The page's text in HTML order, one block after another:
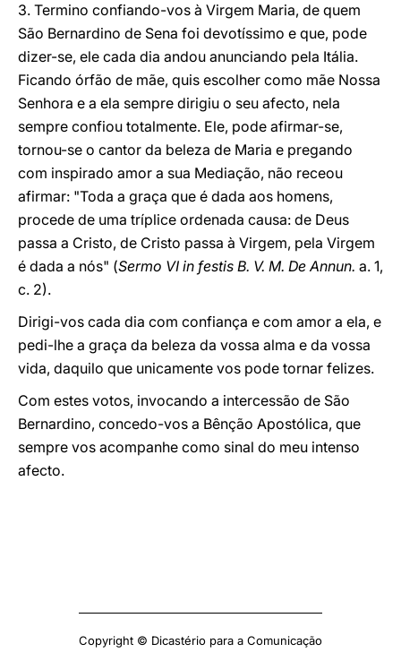
3. Termino confiando-vos à Virgem Maria, de quem
São Bernardino de Sena foi devotíssimo e que, pode
dizer-se, ele cada dia andou anunciando pela Itália.
Ficando órfão de mãe, quis escolher como mãe Nossa
Senhora e a ela sempre dirigiu o seu afecto, nela
sempre confiou totalmente. Ele, pode afirmar-se,
tornou-se o cantor da beleza de Maria e pregando
com inspirado amor a sua Mediação, não receou
afirmar: "Toda a graça que é dada aos homens,
procede de uma tríplice ordenada causa: de Deus
passa a Cristo, de Cristo passa à Virgem, pela Virgem
é dada a nós" (Sermo VI in festis B. V. M. De Annun. a. 1,
c. 2).
Dirigi-vos cada dia com confiança e com amor a ela, e
pedi-lhe a graça da beleza da vossa alma e da vossa
vida, daquilo que unicamente vos pode tornar felizes.
Com estes votos, invocando a intercessão de São
Bernardino, concedo-vos a Bênção Apostólica, que
sempre vos acompanhe como sinal do meu intenso
afecto.
Copyright © Dicastério para a Comunicação